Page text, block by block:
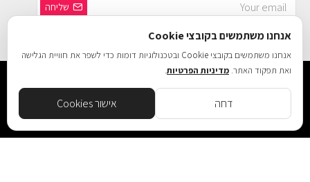
שליחה
הינך חייב להסכים למדיניות פרטיותאנחנו משתמשים בקובצי Cookie
אנחנו משתמשים בקובצי Cookie ובטכנולוגיות דומות כדי לשפר את חוויית הגלישה
ואת תפקוד האתר. מדיניות הפרטיות.
דחה אישור Cookies